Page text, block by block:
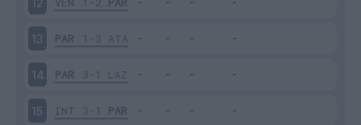
13 PAR 1-3 ATA
14 PAR 3-1 LAZ
15 INT 3-1 PAR